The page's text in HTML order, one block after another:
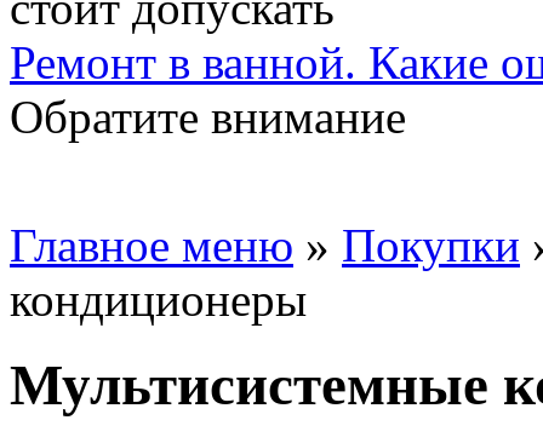
Ремонт в ванной. Какие
Обратите внимание
Главное меню » Покупки
кондиционеры
Мультисистемные